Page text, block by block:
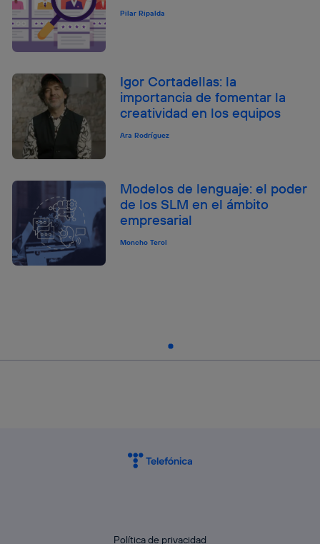
Pilar Ripalda
Igor Cortadellas: la
importancia de fomentar la
creatividad en los equipos
Ara Rodríguez
Modelos de lenguaje: el poder
de los SLM en el ámbito
empresarial
Moncho Terol
Política de privacidad